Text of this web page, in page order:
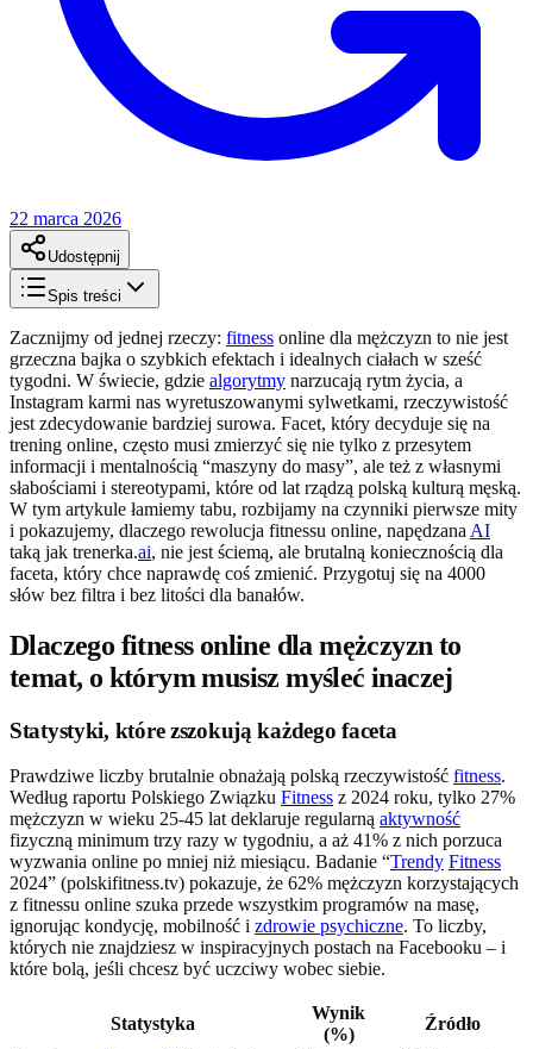
22 marca 2026
Udostępnij
Spis treści
Zacznijmy od jednej rzeczy: fitness online dla mężczyzn to nie jest
grzeczna bajka o szybkich efektach i idealnych ciałach w sześć
tygodni. W świecie, gdzie algorytmy narzucają rytm życia, a
Instagram karmi nas wyretuszowanymi sylwetkami, rzeczywistość
jest zdecydowanie bardziej surowa. Facet, który decyduje się na
trening online, często musi zmierzyć się nie tylko z przesytem
informacji i mentalnością “maszyny do masy”, ale też z własnymi
słabościami i stereotypami, które od lat rządzą polską kulturą męską.
W tym artykule łamiemy tabu, rozbijamy na czynniki pierwsze mity
i pokazujemy, dlaczego rewolucja fitnessu online, napędzana AI
taką jak trenerka.ai, nie jest ściemą, ale brutalną koniecznością dla
faceta, który chce naprawdę coś zmienić. Przygotuj się na 4000
słów bez filtra i bez litości dla banałów.
Dlaczego fitness online dla mężczyzn to
temat, o którym musisz myśleć inaczej
Statystyki, które zszokują każdego faceta
Prawdziwe liczby brutalnie obnażają polską rzeczywistość fitness.
Według raportu Polskiego Związku Fitness z 2024 roku, tylko 27%
mężczyzn w wieku 25-45 lat deklaruje regularną aktywność
fizyczną minimum trzy razy w tygodniu, a aż 41% z nich porzuca
wyzwania online po mniej niż miesiącu. Badanie “Trendy Fitness
2024” (polskifitness.tv) pokazuje, że 62% mężczyzn korzystających
z fitnessu online szuka przede wszystkim programów na masę,
ignorując kondycję, mobilność i zdrowie psychiczne. To liczby,
których nie znajdziesz w inspiracyjnych postach na Facebooku – i
które bolą, jeśli chcesz być uczciwy wobec siebie.
Statystyka
Wynik
(%)
Źródło